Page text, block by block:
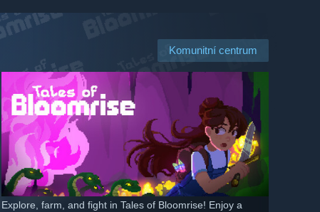
Komunitní centrum
Explore, farm, and fight in Tales of Bloomrise! Enjoy a